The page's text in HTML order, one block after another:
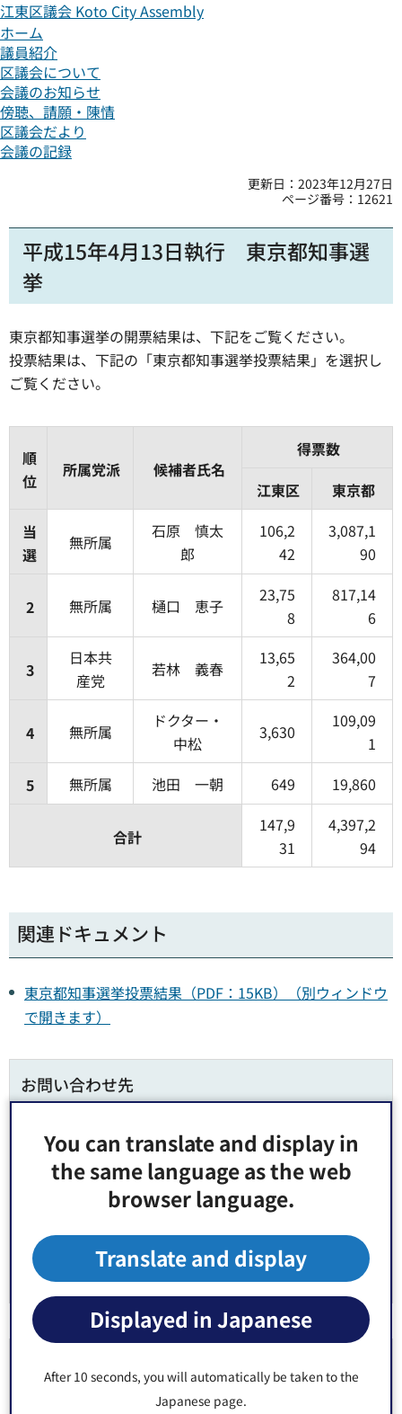
You can translate and display in
the same language as the web
browser language.
Translate and display
Displayed in Japanese
After 10 seconds, you will automatically be taken to the
Japanese page.
江東区議会 Koto City Assembly
ホーム
議員紹介
区議会について
会議のお知らせ
傍聴、請願・陳情
区議会だより
会議の記録
更新日：2023年12月27日
ページ番号：12621
平成15年4月13日執行 東京都知事選
挙
東京都知事選挙の開票結果は、下記をご覧ください。
投票結果は、下記の「東京都知事選挙投票結果」を選択し
ご覧ください。
順
位
所属党派 候補者氏名
得票数
江東区
東京都
当
選
無所属
石原 慎太
郎
106,2
42
3,087,1
90
2 無所属 樋口 恵子
23,75
8
817,14
6
3
日本共
産党
若林 義春
13,65
2
364,00
7
4 無所属
ドクター・
中松
3,630
109,09
1
5
無所属 池田 一朝 649 19,860
合計
147,9
31
4,397,2
94
関連ドキュメント
東京都知事選挙投票結果（PDF：15KB）（別ウィンドウ
で開きます）
お問い合わせ先
選挙管理委員会事務局 選挙係 窓口：区役所7階1番
郵便番号135-8383 東京都江東区東陽4丁目11番28号
電話番号：03-3647-9091
Fax：03-3647-9592
意見をお聞かせください